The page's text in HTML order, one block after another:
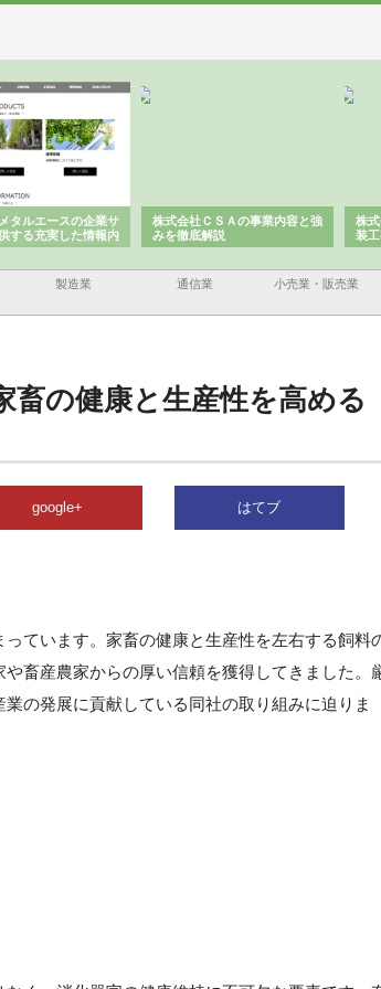
エースの企業サ
充実した情報内
株式会社ＣＳＡの事業内容と強
みを徹底解説
株式会社
装工事と
製造業 通信業 小売業・販売業
畜の健康と生産性を高める
google+ はてブ
ています。家畜の健康と生産性を左右する飼料
や畜産農家からの厚い信頼を獲得してきました。
の発展に貢献している同社の取り組みに迫りま